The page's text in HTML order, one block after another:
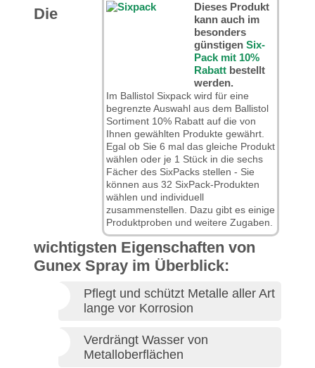
Dieses Produkt
kann auch im
besonders
günstigen Six-
Pack mit 10%
Rabatt bestellt
werden.
Im Ballistol Sixpack wird für eine
begrenzte Auswahl aus dem Ballistol
Sortiment 10% Rabatt auf die von
Ihnen gewählten Produkte gewährt.
Egal ob Sie 6 mal das gleiche Produkt
wählen oder je 1 Stück in die sechs
Fächer des SixPacks stellen - Sie
können aus 32 SixPack-Produkten
wählen und individuell
zusammenstellen. Dazu gibt es einige
Produktproben und weitere Zugaben.
Die
wichtigsten Eigenschaften von
Gunex Spray im Überblick:
Pflegt und schützt Metalle aller Art
lange vor Korrosion
Verdrängt Wasser von
Metalloberflächen